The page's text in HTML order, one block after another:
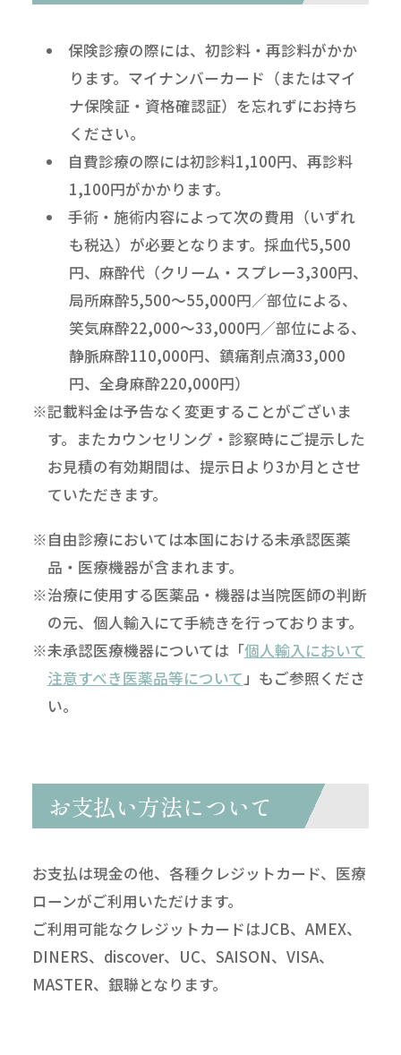
保険診療の際には、初診料・再診料がかか
ります。マイナンバーカード（またはマイ
ナ保険証・資格確認証）を忘れずにお持ち
ください。
自費診療の際には初診料1,100円、再診料
1,100円がかかります。
手術・施術内容によって次の費用（いずれ
も税込）が必要となります。採血代5,500
円、麻酔代（クリーム・スプレー3,300円、
局所麻酔5,500～55,000円／部位による、
笑気麻酔22,000～33,000円／部位による、
静脈麻酔110,000円、鎮痛剤点滴33,000
円、全身麻酔220,000円）
※記載料金は予告なく変更することがございま
す。またカウンセリング・診察時にご提示した
お見積の有効期間は、提示日より3か月とさせ
ていただきます。
※自由診療においては本国における未承認医薬
品・医療機器が含まれます。
※治療に使用する医薬品・機器は当院医師の判断
の元、個人輸入にて手続きを行っております。
※未承認医療機器については「個人輸入において
注意すべき医薬品等について 」もご参照くださ
い。
お支払い方法について
お支払は現金の他、各種クレジットカード、医療
ローンがご利用いただけます。
ご利用可能なクレジットカードはJCB、AMEX、
DINERS、discover、UC、SAISON、VISA、
MASTER、銀聯となります。